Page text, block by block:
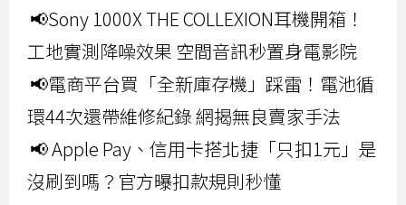
📢Sony 1000X THE COLLEXION耳機開箱！
工地實測降噪效果 空間音訊秒置身電影院
📢電商平台買「全新庫存機」踩雷！電池循
環44次還帶維修紀錄 網揭無良賣家手法
📢 Apple Pay、信用卡搭北捷「只扣1元」是
沒刷到嗎？官方曝扣款規則秒懂